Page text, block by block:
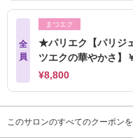
全
員
まつエク
★パリエク【パリジ
ツエクの華やかさ
¥8,800
このサロンのすべてのクーポン